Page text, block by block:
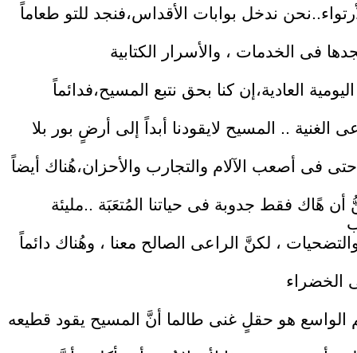
ندخل بوابات الأقداس،فنجد للتو طعاماً
العادية،إن كنا بحق نتبع المسيح،فدائماً
الغنية .. المسيح لايقودنا أبداً إلى أرضٍ بور بلا
فى أصعب الآلام والتجارب والأحزان،هُناك أيضاً
أن هًاك فقط جدوبة فى حياتنا المُتعَبَة ..مليئة
، لكنَّ الراعى الصالح معنا ، وهُناك دائماً
الواسع هو حقلٍ غنى طالما أنَّ المسيح يقود قطيعه